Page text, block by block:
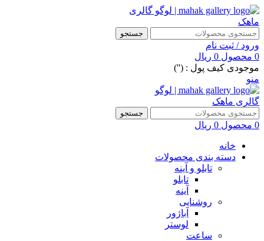
جستجو
ورود / ثبت نام
0 محصول 0 ریال
موجودی کیف پول : ('')
منو
جستجو
0 محصول 0 ریال
خانه
دسته بندی محصولات
تابلو و آینه
تابلو
آینه
روشنایی
آباژور
لوستر
ساعت